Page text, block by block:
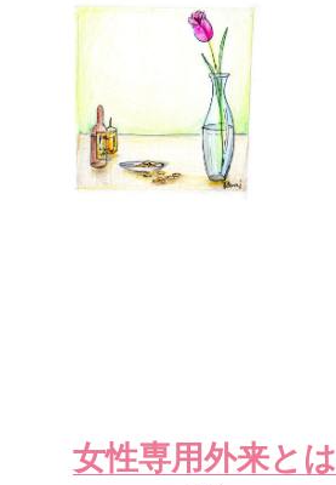
女性専用外来とは